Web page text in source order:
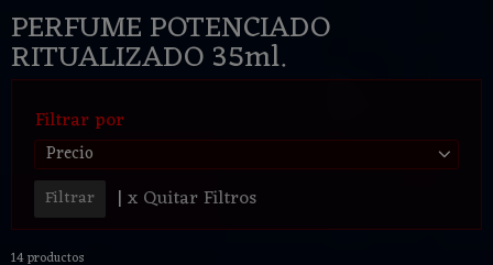
PERFUME POTENCIADO
RITUALIZADO 35ml.
Filtrar por
Precio
| x Quitar Filtros
14 productos